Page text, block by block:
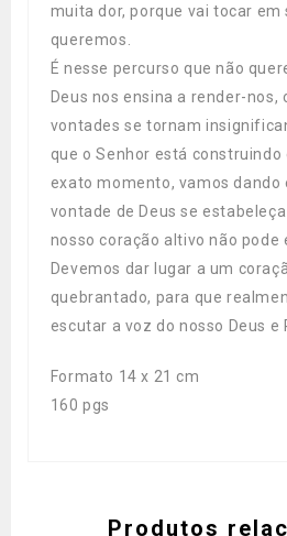
muita dor, porque vai tocar em
queremos.
É nesse percurso que não
Deus nos ensina a render-nos,
vontades se tornam
que o Senhor está construindo
exato momento, vamos dando
vontade de Deus se
nosso coração altivo não pode
Devemos dar lugar a um
quebrantado, para que
escutar a voz do nosso Deus e
Formato 14 x 21 cm
160 pgs
Produtos